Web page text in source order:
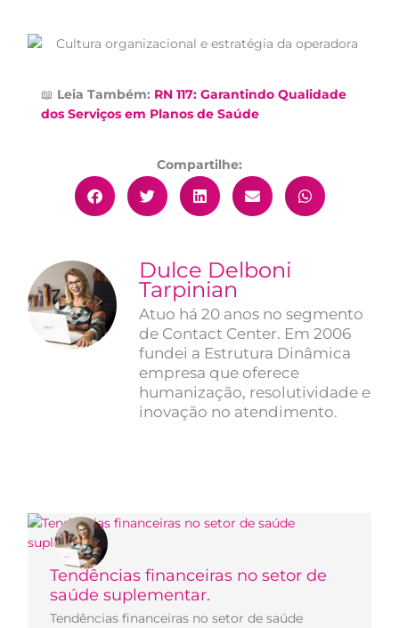
📖 Leia Também: RN 117: Garantindo Qualidade
dos Serviços em Planos de Saúde
Compartilhe:
Dulce Delboni
Tarpinian
Atuo há 20 anos no segmento
de Contact Center. Em 2006
fundei a Estrutura Dinâmica
empresa que oferece
humanização, resolutividade e
inovação no atendimento.
Tendências financeiras no setor de
saúde suplementar.
Tendências financeiras no setor de saúde